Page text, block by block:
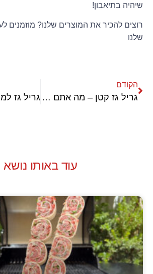
שיהיה בתיאבון!
רוצים להכיר את המוצרים שלנו? מוזמנים
שלנו
הקודם
גריל גז קטן – מה אתם באמת צריכים לדעת?
עוד באותו נושא